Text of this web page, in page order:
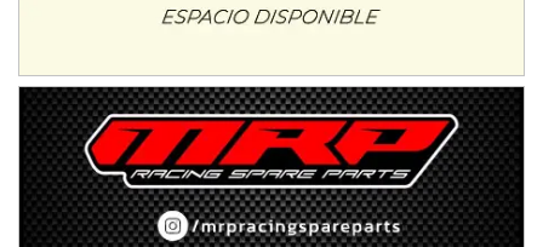
ENTRERRIANO - F6 (POSTERGADA)
Parque de la Velocidad (Asfalto)
Villaguay (Entre Ríos)
VICTORIENSE - F7
El Cerro (Tierra)
Victoria (Entre Ríos)